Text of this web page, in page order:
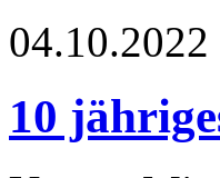
04.10.2022
10